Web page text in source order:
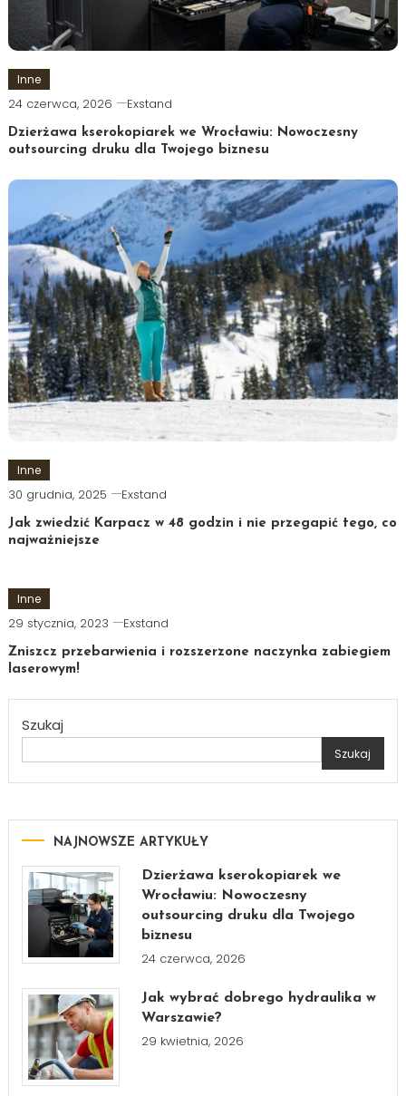
Inne
24 czerwca, 2026 Exstand
Dzierżawa kserokopiarek we Wrocławiu: Nowoczesny
outsourcing druku dla Twojego biznesu
Inne
30 grudnia, 2025 Exstand
Jak zwiedzić Karpacz w 48 godzin i nie przegapić tego, co
najważniejsze
Inne
29 stycznia, 2023 Exstand
Zniszcz przebarwienia i rozszerzone naczynka zabiegiem
laserowym!
Szukaj
Szukaj
NAJNOWSZE ARTYKUŁY
Dzierżawa kserokopiarek we
Wrocławiu: Nowoczesny
outsourcing druku dla Twojego
biznesu
24 czerwca, 2026
Jak wybrać dobrego hydraulika w
Warszawie?
29 kwietnia, 2026